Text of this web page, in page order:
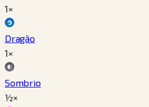
1×
Dragão
1×
Sombrio
½×